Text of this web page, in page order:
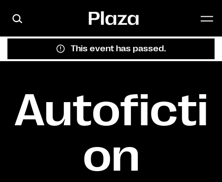
This event has passed.
Autoficti
on